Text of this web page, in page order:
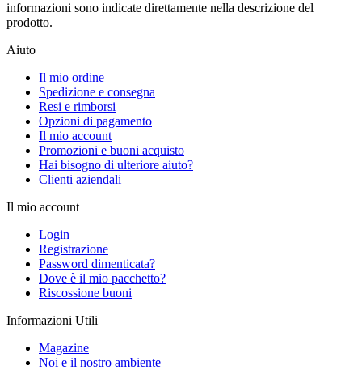
informazioni sono indicate direttamente nella descrizione del
prodotto.
Aiuto
Il mio ordine
Spedizione e consegna
Resi e rimborsi
Opzioni di pagamento
Il mio account
Promozioni e buoni acquisto
Hai bisogno di ulteriore aiuto?
Clienti aziendali
Il mio account
Login
Registrazione
Password dimenticata?
Dove è il mio pacchetto?
Riscossione buoni
Informazioni Utili
Magazine
Noi e il nostro ambiente